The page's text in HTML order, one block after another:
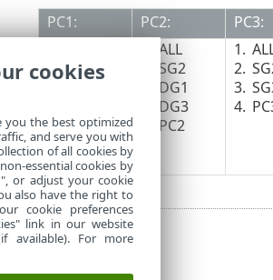
PC1:
PC2: PC3:
2. SG1
ALL
SG2
DG1
DG3
PC2
1.
2.
3.
4.
cookies
you the best optimized
and serve you with
of all cookies by
essential cookies by
or adjust your cookie
also have the right to
cookie preferences
link in our website
available). For more